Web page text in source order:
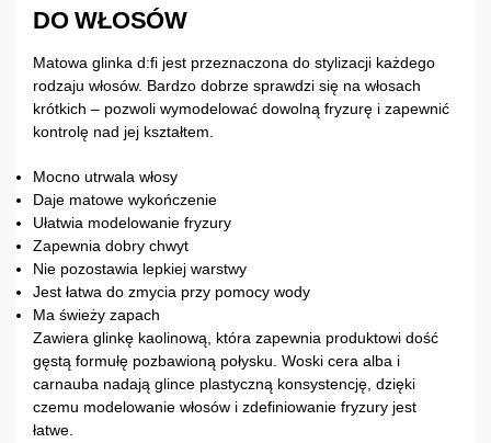
DO WŁOSÓW
Matowa glinka d:fi jest przeznaczona do stylizacji każdego
rodzaju włosów. Bardzo dobrze sprawdzi się na włosach
krótkich – pozwoli wymodelować dowolną fryzurę i zapewnić
kontrolę nad jej kształtem.
Mocno utrwala włosy
Daje matowe wykończenie
Ułatwia modelowanie fryzury
Zapewnia dobry chwyt
Nie pozostawia lepkiej warstwy
Jest łatwa do zmycia przy pomocy wody
Ma świeży zapach
Zawiera glinkę kaolinową, która zapewnia produktowi dość
gęstą formułę pozbawioną połysku. Woski cera alba i
carnauba nadają glince plastyczną konsystencję, dzięki
czemu modelowanie włosów i zdefiniowanie fryzury jest
łatwe.